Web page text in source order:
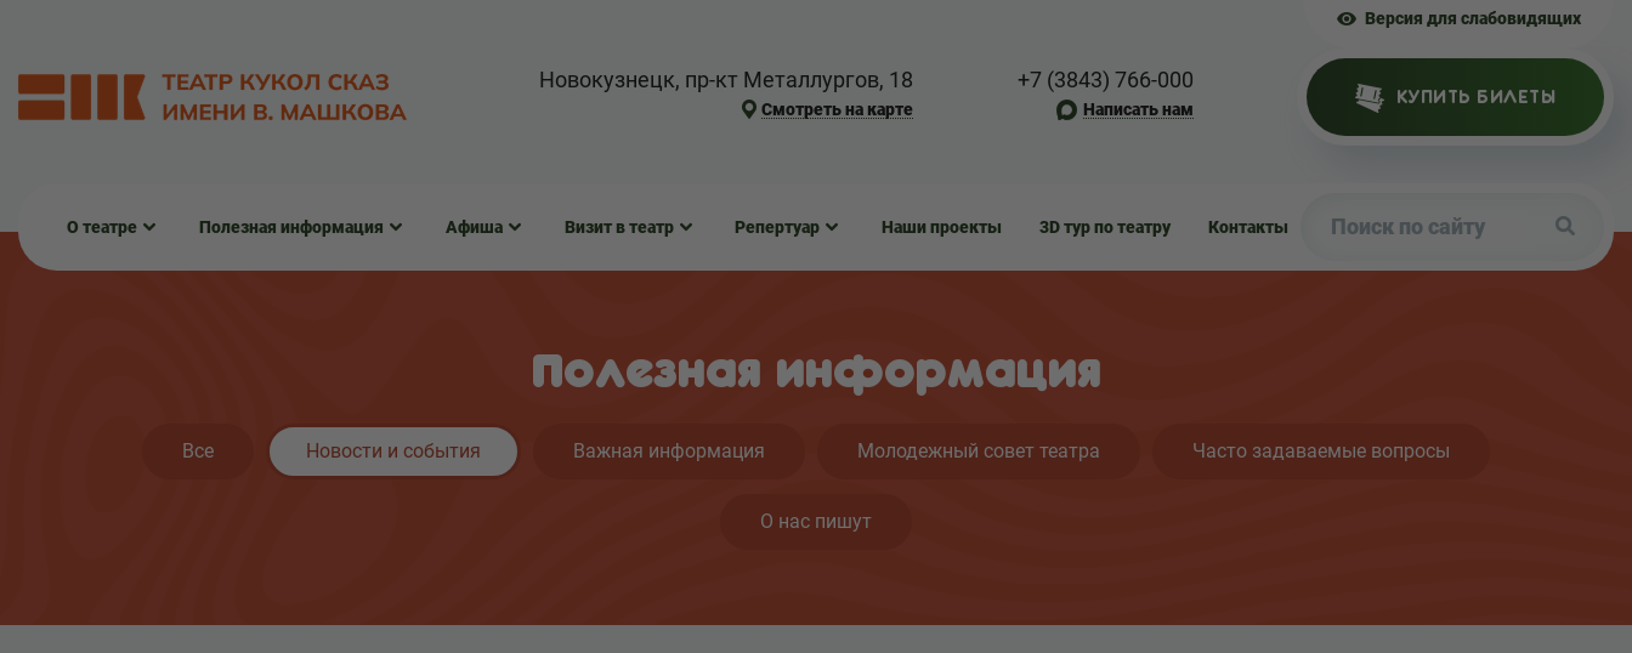
Версия для слабовидящих
Новокузнецк, пр-кт Металлургов, 18
Смотреть на карте
+7 (3843) 766-000
Написать нам
КУПИТЬ БИЛЕТЫ
О театре Полезная информация Афиша Визит в театр Репертуар Наши проекты 3D тур по театру Контакты
Полезная информация
Все Новости и события Важная информация Молодежный совет театра Часто задаваемые вопросы
О нас пишут